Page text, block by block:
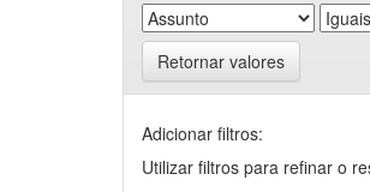
Retornar valores
Adicionar filtros:
Utilizar filtros para refinar o